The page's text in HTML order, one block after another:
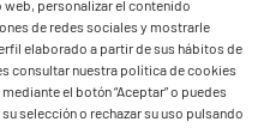
personalizar el contenido
de redes sociales y mostrarle
elaborado a partir de sus hábitos de
consultar nuestra política de cookies
el botón “Aceptar” o puedes
selección o rechazar su uso pulsando